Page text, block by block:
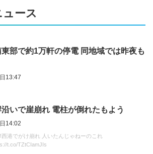
ュース
部で約1万軒の停電 同地域では昨夜も
13:47
いで崖崩れ 電柱が倒れたもよう
14:02
西港でがけ崩れ 人いたんじゃねーのこれ
t.co/TZtCIamJIs